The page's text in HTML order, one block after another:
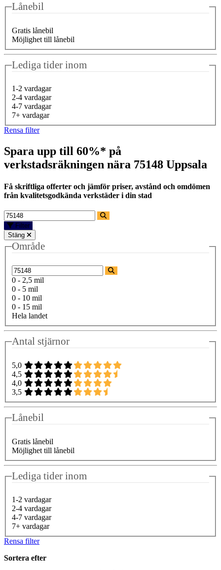
Lånebil
Gratis lånebil
Möjlighet till lånebil
Lediga tider inom
1-2 vardagar
2-4 vardagar
4-7 vardagar
7+ vardagar
Rensa filter
Spara upp till 60%* på
verkstadsräkningen nära 75148 Uppsala
Få skriftliga offerter och jämför priser, avstånd och omdömen
från kvalitetsgodkända verkstäder i din stad
Filter
Stäng
Område
0 - 2,5 mil
0 - 5 mil
0 - 10 mil
0 - 15 mil
Hela landet
Antal stjärnor
5,0
4,5
4,0
3,5
Lånebil
Gratis lånebil
Möjlighet till lånebil
Lediga tider inom
1-2 vardagar
2-4 vardagar
4-7 vardagar
7+ vardagar
Rensa filter
Sortera efter